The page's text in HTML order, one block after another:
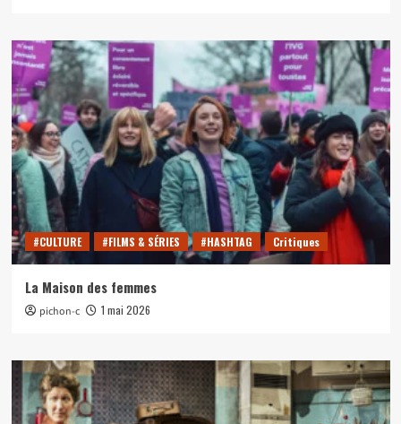
#CULTURE #FILMS & SÉRIES #HASHTAG Critiques
La Maison des femmes
pichon-c 1 mai 2026